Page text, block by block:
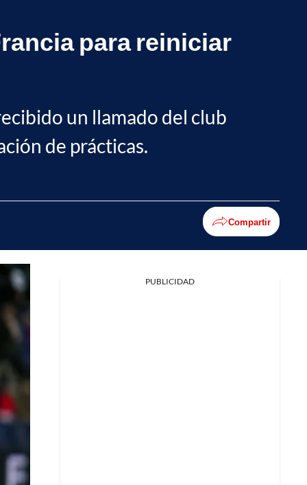
para reiniciar
un llamado del club
de prácticas.
Compartir
PUBLICIDAD